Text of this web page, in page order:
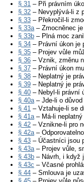
§ 31 – Při právním
§ 32 – Nevyplývá-li z
§ 33 – Překročil-li
§ 33a– Zmocněnec je
§ 33b – Plná moc
§ 34 – Právní úkon je
§ 35 – Projev vůle
§ 36 – Vznik, změnu
§ 37 – Právní úkon
§ 38 – Neplatný je
§ 39 – Neplatný je
§ 40 – Nebyl-li právní
§ 40a– Jde-li o důvod
§ 41 – Vztahuje-li se
§ 41a– Má-li neplatný
§ 42 – Vznikne-li pro
§ 42a–
§ 43 – Účastníci jsou
§ 43a– Projev vůle,
§ 43b – Návrh, i když
§ 43c – Včasné
§ 44 – Smlouva je